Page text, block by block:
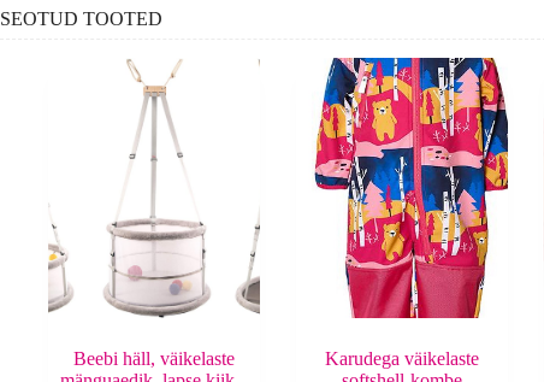
SEOTUD TOOTED
Beebi häll, väikelaste
Karudega väikelaste